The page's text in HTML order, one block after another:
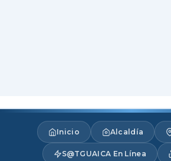
Inicio Alcaldía
S@TGUAICA En Línea